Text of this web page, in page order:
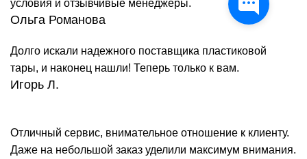
условия и отзывчивые менеджеры.
Ольга Романова
Долго искали надежного поставщика пластиковой
тары, и наконец нашли! Теперь только к вам.
Игорь Л.
Отличный сервис, внимательное отношение к клиенту.
Даже на небольшой заказ уделили максимум внимания.